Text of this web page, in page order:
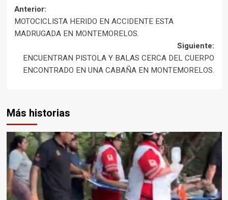
Navegación
de
entradas
Anterior:
MOTOCICLISTA HERIDO EN ACCIDENTE ESTA
MADRUGADA EN MONTEMORELOS.
Siguiente:
ENCUENTRAN PISTOLA Y BALAS CERCA DEL CUERPO
ENCONTRADO EN UNA CABAÑA EN MONTEMORELOS.
Más historias